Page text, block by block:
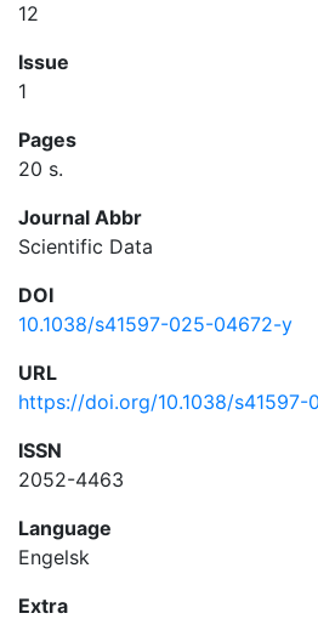
12
Issue
1
Pages
20 s.
Journal Abbr
Scientific Data
DOI
10.1038/s41597-025-04672-y
URL
https://doi.org/10.1038/
ISSN
2052-4463
Language
Engelsk
Extra